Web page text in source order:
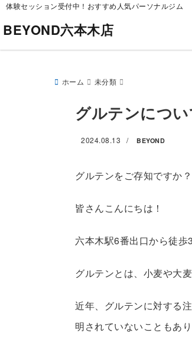
体験セッション受付中！おすすめ人気パーソナルジム
BEYOND六本木店
ホーム 未分類
グルテンについ
2024.08.13 / BEYOND
グルテンをご存知ですか？
皆さんこんにちは！
六本木駅6番出口から徒歩
グルテンとは、小麦や大
近年、グルテンに対する
明されていないこともあり